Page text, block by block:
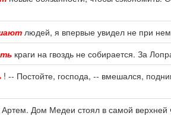
людей, я впервые увидел не при
краги на гвоздь не собирается. За
! -- Постойте, господа, -- вмешался,
Артем. Дом Медеи стоял в самой верхней